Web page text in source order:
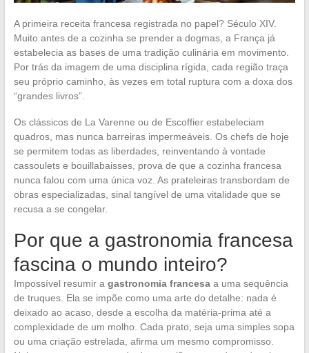
A primeira receita francesa registrada no papel? Século XIV.
Muito antes de a cozinha se prender a dogmas, a França já
estabelecia as bases de uma tradição culinária em movimento.
Por trás da imagem de uma disciplina rígida, cada região traça
seu próprio caminho, às vezes em total ruptura com a doxa dos
“grandes livros”.
Os clássicos de La Varenne ou de Escoffier estabeleciam
quadros, mas nunca barreiras impermeáveis. Os chefs de hoje
se permitem todas as liberdades, reinventando à vontade
cassoulets e bouillabaisses, prova de que a cozinha francesa
nunca falou com uma única voz. As prateleiras transbordam de
obras especializadas, sinal tangível de uma vitalidade que se
recusa a se congelar.
Por que a gastronomia francesa
fascina o mundo inteiro?
Impossível resumir a gastronomia francesaa uma sequência
de truques. Ela se impõe como uma arte do detalhe: nada é
deixado ao acaso, desde a escolha da matéria-prima até a
complexidade de um molho. Cada prato, seja uma simples sopa
ou uma criação estrelada, afirma um mesmo compromisso.